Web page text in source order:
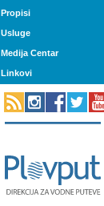
Propisi
Usluge
Medija Centar
Linkovi